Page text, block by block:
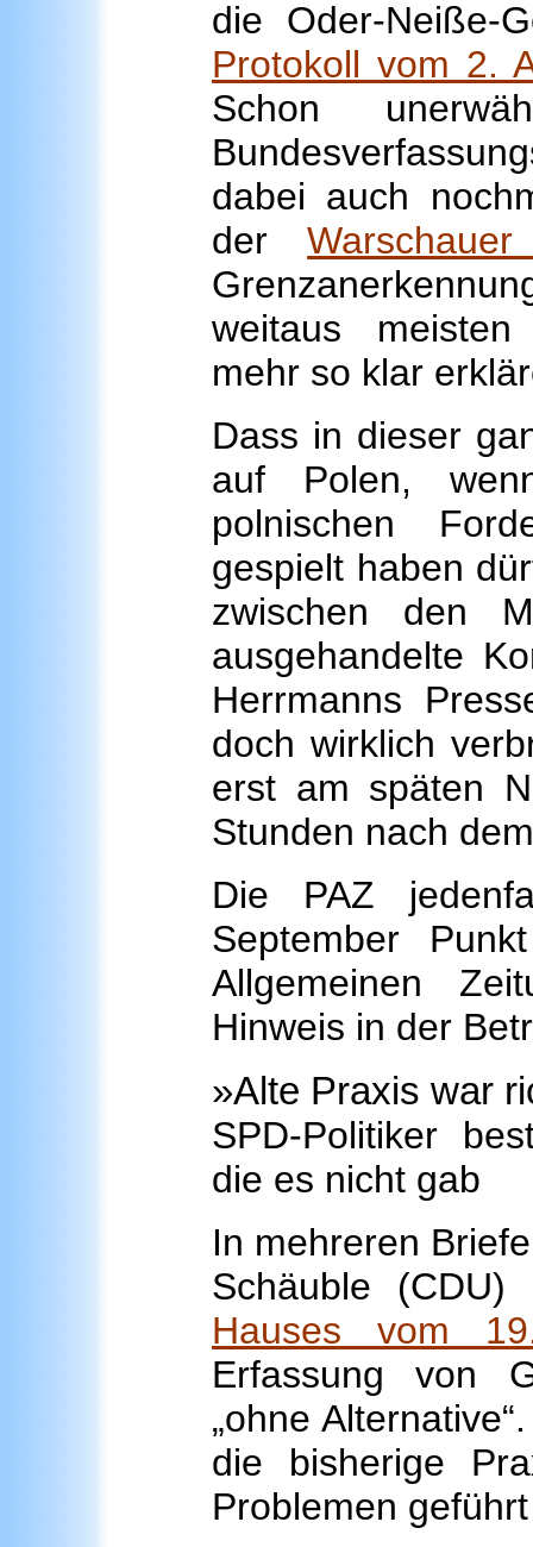
die Oder-Neiße-
Protokoll vom 2.
Schon
dabei auch
der
weitaus
mehr so klar
Dass in dieser
auf Polen,
polnischen
gespielt haben
zwischen den
ausgehandelte
Herrmanns
doch wirklich
erst am späten
Stunden nach
Die PAZ
September
Allgemeinen
Hinweis in der
»Alte Praxis war
SPD-Politiker
die es nicht gab
In mehreren
Schäuble
Hauses vom
Erfassung von
„ohne
die bisherige
Problemen